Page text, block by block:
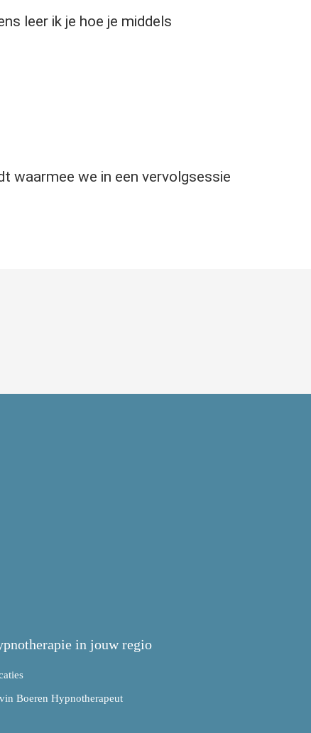
leer ik je hoe je middels
waarmee we in een vervolgsessie
in jouw regio
Boeren Hypnotherapeut